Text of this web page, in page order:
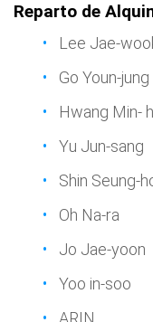
Reparto de
Lee Jae-
Go Youn-jung
Hwang Min-
Yu Jun-sang
Shin Seung-
Oh Na-ra
Jo Jae-yoon
Yoo in-soo
ARIN